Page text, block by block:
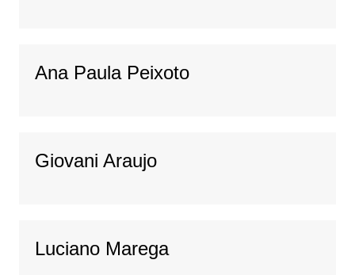
Ana Paula Peixoto
Giovani Araujo
Luciano Marega